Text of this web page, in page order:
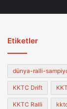
Etiketler
dünya-ralli-
KKTC Drift
KKTC Ralli